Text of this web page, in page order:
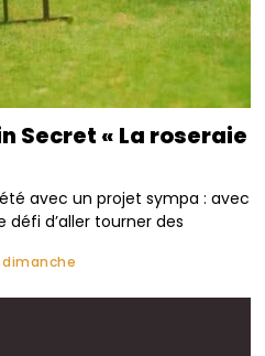
Secret « La roseraie
avec un projet sympa : avec
défi d’aller tourner des
dimanche